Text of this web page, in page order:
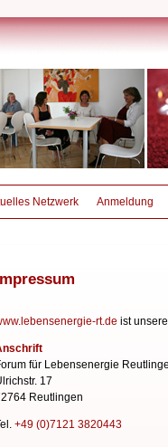
Netzwerk Anmeldung
rt.de ist
für Lebensenergie
17
Reutlingen
+49 (0)7121 3820443